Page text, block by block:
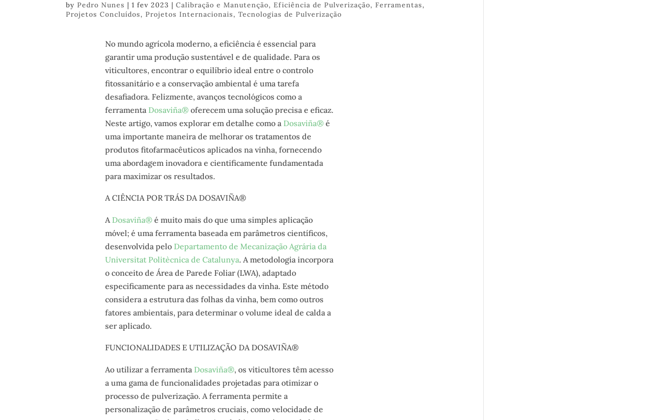
byPedro Nunes |1 fev 2023 |Calibração e Manutenção,Eficiência de Pulverização,Ferramentas,
Projetos Concluídos,Projetos Internacionais,Tecnologias de Pulverização
No mundo agrícola moderno, a eficiência é essencial para
garantir uma produção sustentável e de qualidade. Para os
viticultores, encontrar o equilíbrio ideal entre o controlo
fitossanitário e a conservação ambiental é uma tarefa
desafiadora. Felizmente, avanços tecnológicos como a
ferramenta Dosaviña®oferecem uma solução precisa e eficaz.
Neste artigo, vamos explorar em detalhe como a Dosaviña®é
uma importante maneira de melhorar os tratamentos de
produtos fitofarmacêuticos aplicados na vinha, fornecendo
uma abordagem inovadora e cientificamente fundamentada
para maximizar os resultados.
A CIÊNCIA POR TRÁS DA DOSAVIÑA®
A Dosaviña®é muito mais do que uma simples aplicação
móvel; é uma ferramenta baseada em parâmetros científicos,
desenvolvida pelo Departamento de Mecanização Agrária da
Universitat Politècnica de Catalunya. A metodologia incorpora
o conceito de Área de Parede Foliar (LWA), adaptado
especificamente para as necessidades da vinha. Este método
considera a estrutura das folhas da vinha, bem como outros
fatores ambientais, para determinar o volume ideal de calda a
ser aplicado.
FUNCIONALIDADES E UTILIZAÇÃO DA DOSAVIÑA®
Ao utilizar a ferramenta Dosaviña®, os viticultores têm acesso
a uma gama de funcionalidades projetadas para otimizar o
processo de pulverização. A ferramenta permite a
personalização de parâmetros cruciais, como velocidade de